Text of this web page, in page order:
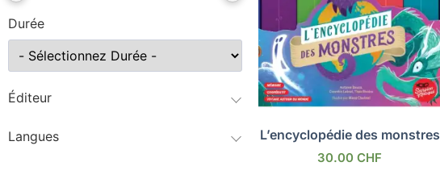
Durée
Éditeur
Langues L’encyclopédie des monstres
30.00CHF